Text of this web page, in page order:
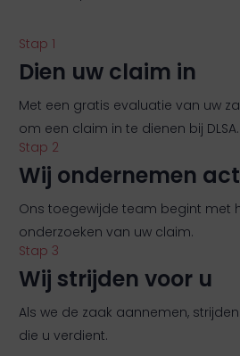
Stap 1
Dien uw claim in
Met een gratis evaluatie van uw
om een claim in te dienen bij DLSA.
Stap 2
Wij ondernemen
Ons toegewijde team begint met
onderzoeken van uw claim.
Stap 3
Wij strijden voor u
Als we de zaak aannemen,
die u verdient.